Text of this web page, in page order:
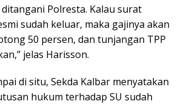
ditangani Polresta. Kalau surat
sudah keluar, maka gajinya akan
50 persen, dan tunjangan TPP
jelas Harisson.
di situ, Sekda Kalbar menyatakan
hukum terhadap SU sudah